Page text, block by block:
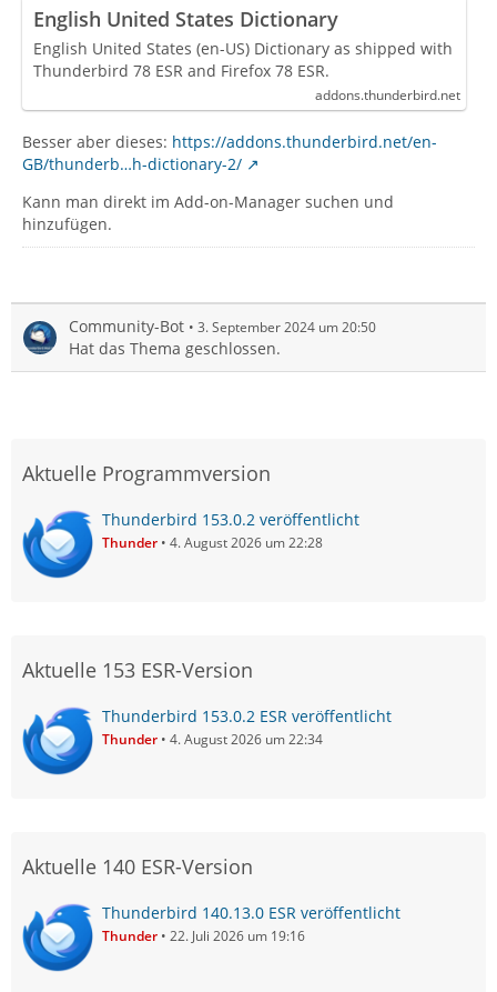
English United States Dictionary
English United States (en-US) Dictionary as shipped with
Thunderbird 78 ESR and Firefox 78 ESR.
addons.thunderbird.net
Besser aber dieses: https://addons.thunderbird.net/en-
GB/thunderb…h-dictionary-2/
Kann man direkt im Add-on-Manager suchen und
hinzufügen.
Community-Bot 3. September 2024 um 20:50
Hat das Thema geschlossen.
Aktuelle Programmversion
Thunderbird 153.0.2 veröffentlicht
Thunder 4. August 2026 um 22:28
Aktuelle 153 ESR-Version
Thunderbird 153.0.2 ESR veröffentlicht
Thunder 4. August 2026 um 22:34
Aktuelle 140 ESR-Version
Thunderbird 140.13.0 ESR veröffentlicht
Thunder 22. Juli 2026 um 19:16